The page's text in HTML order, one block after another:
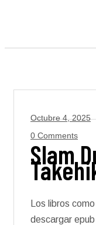
Octubre 4, 2025
0 Comments
Slam
Los libros
descargar